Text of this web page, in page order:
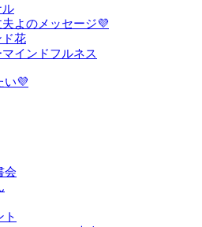
ル
よのメッセージ💜
花
インドフルネス
い💜
会
ト